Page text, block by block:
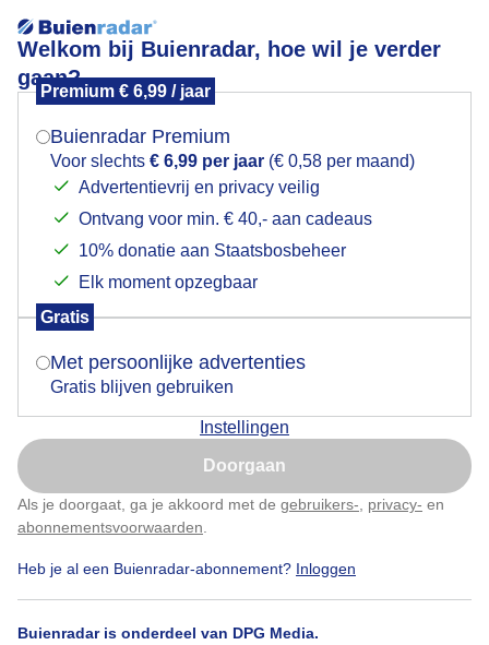
Welkom bij Buienradar, hoe wil je verder
gaan?
Premium € 6,99 / jaar
Buienradar Premium
Voor slechts € 6,99 per jaar (€ 0,58 per maand)
Advertentievrij en privacy veilig
Ontvang voor min. € 40,- aan cadeaus
10% donatie aan Staatsbosbeheer
Elk moment opzegbaar
Gratis
Met persoonlijke advertenties
Gratis blijven gebruiken
Instellingen
Doorgaan
Als je doorgaat, ga je akkoord met de gebruikers- privacy- en
abonnementsvoorwaarden
Heb je al een Buienradar-abonnement? Inloggen
Buienradar is onderdeel van DPG Media.
Evenementen kaart
8
Volledig scherm
Mogen we je locatie gebruiken voor het
Indien je hier nog geen akkoord op hebt gegeven,
verschijnt er zo een pop-up uit je browser waarin
Is goed, toon de popup
Nu niet, misschien later
Klik hierom dit aan te passen